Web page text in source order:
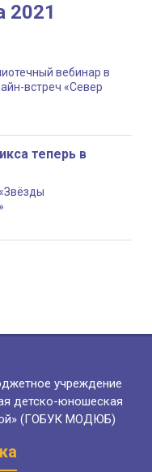
2021
вебинар в
встреч «Север
теперь в
учреждение
детско-юношеская
(ГОБУК МОДЮБ)